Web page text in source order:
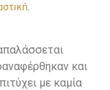
και
με καμία